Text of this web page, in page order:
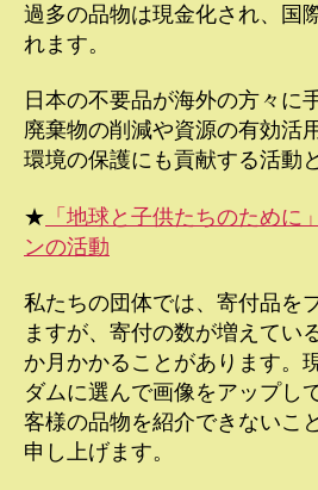
過多の品物は現金化され、国
れます。
日本の不要品が海外の方々に
廃棄物の削減や資源の有効活
環境の保護にも貢献する活動
★ 「地球と子供たちのために
ンの活動
私たちの団体では、寄付品を
ますが、寄付の数が増えてい
か月かかることがあります。
ダムに選んで画像をアップし
客様の品物を紹介できないこ
申し上げます。